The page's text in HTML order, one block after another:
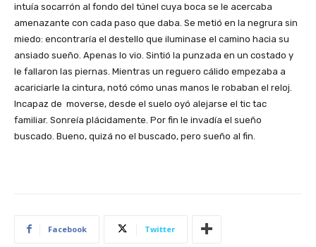
intuía socarrón al fondo del túnel cuya boca se le acercaba
amenazante con cada paso que daba. Se metió en la negrura sin
miedo: encontraría el destello que iluminase el camino hacia su
ansiado sueño. Apenas lo vio. Sintió la punzada en un costado y
le fallaron las piernas. Mientras un reguero cálido empezaba a
acariciarle la cintura, notó cómo unas manos le robaban el reloj.
Incapaz de moverse, desde el suelo oyó alejarse el tic tac
familiar. Sonreía plácidamente. Por fin le invadía el sueño
buscado. Bueno, quizá no el buscado, pero sueño al fin.
Facebook Twitter